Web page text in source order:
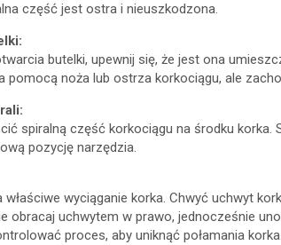
część jest ostra i nieuszkodzona.
butelki, upewnij się, że jest ona
pomocą noża lub ostrza korkociągu, ale
spiralną część korkociągu na środku
pozycję narzędzia.
właściwe wyciąganie korka. Chwyć uchwyt
obracaj uchwytem w prawo, jednocześnie
proces, aby uniknąć połamania korka.